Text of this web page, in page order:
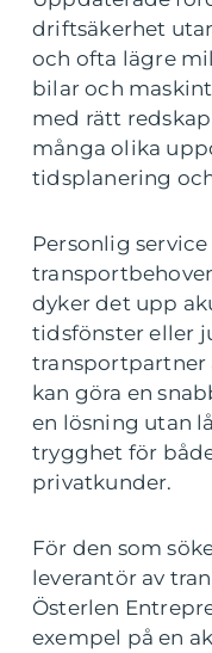
driftsäkerhet
och ofta lägre
bilar och
med rätt
många olika
tidsplanering
Personlig
dyker det upp
tidsfönster eller
transportpartner
kan göra en
en lösning utan
trygghet för
privatkunder.
För den som
leverantör av
Österlen
exempel på en